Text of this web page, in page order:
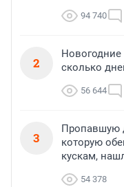
94 740
2
Новогодние
сколько
56 644
3
Пропавшую
которую
кускам,
54 378